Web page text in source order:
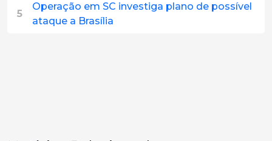
5
Operação em SC investiga plano de possível
ataque a Brasília